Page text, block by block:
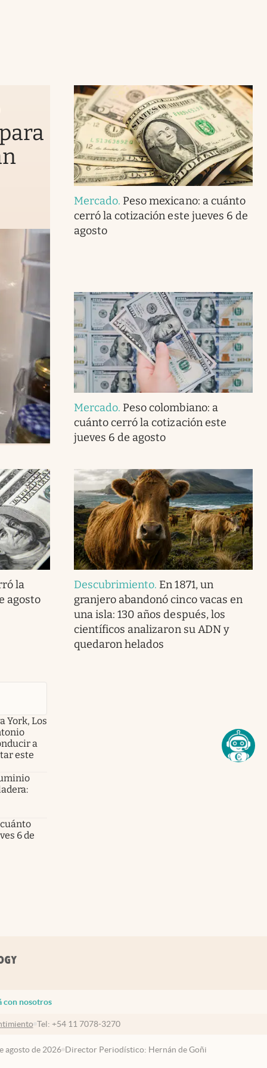
Mercado. Peso mexicano: a cuánto
cerró la cotización este jueves 6 de
agosto
Mercado. Peso colombiano: a
cuánto cerró la cotización este
jueves 6 de agosto
la
agosto
Descubrimiento. En 1871, un
granjero abandonó cinco vacas en
una isla: 130 años después, los
científicos analizaron su ADN y
quedaron helados
York, Los
a
este
6 de
con nosotros
Tel: +54 11 7078-3270
agosto de 2026 Director Periodístico: Hernán de Goñi